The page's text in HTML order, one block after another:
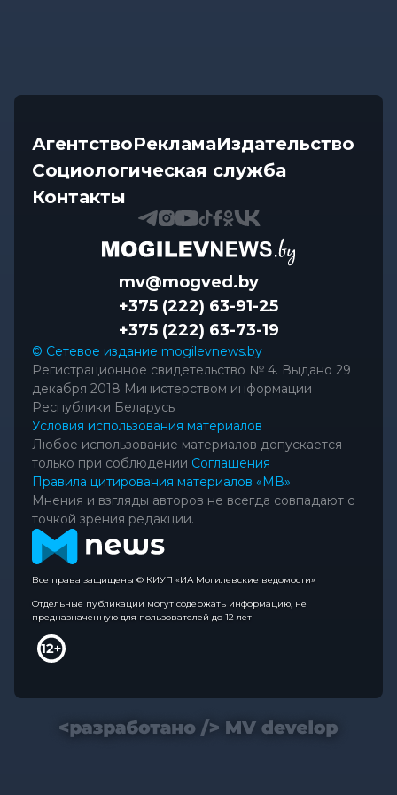
АгентствоРекламаИздательство
Социологическая служба
Контакты
mv@mogved.by
+375 (222) 63-91-25
+375 (222) 63-73-19
© Сетевое издание mogilevnews.by
Регистрационное свидетельство № 4. Выдано 29
декабря 2018 Министерством информации
Республики Беларусь
Условия использования материалов
Любое использование материалов допускается
только при соблюдении Соглашения
Правила цитирования материалов «МВ»
Мнения и взгляды авторов не всегда совпадают с
точкой зрения редакции.
Все права защищены © КИУП «ИА Могилевские ведомости»
Отдельные публикации могут содержать информацию, не
предназначенную для пользователей до 12 лет